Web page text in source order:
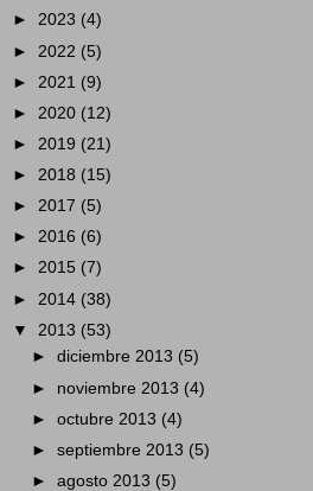
► 2023 (4)
► 2022 (5)
► 2021 (9)
► 2020 (12)
► 2019 (21)
► 2018 (15)
► 2017 (5)
► 2016 (6)
► 2015 (7)
► 2014 (38)
▼ 2013 (53)
►diciembre 2013 (5)
► noviembre 2013 (4)
►octubre 2013 (4)
►septiembre 2013 (5)
►agosto 2013 (5)